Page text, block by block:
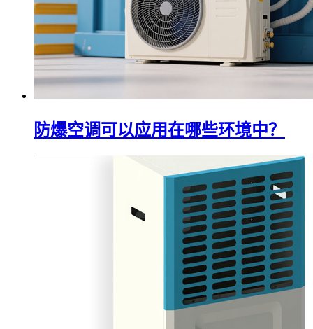
防爆空调可以应用在哪些环境中？